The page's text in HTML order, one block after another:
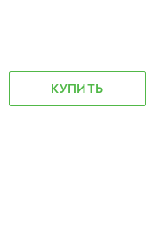
КУПИТЬ